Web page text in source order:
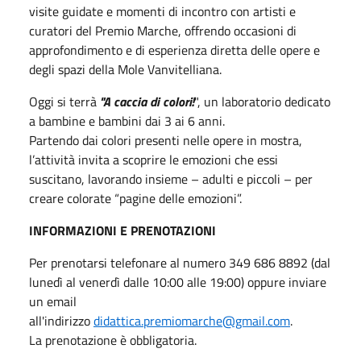
visite guidate e momenti di incontro con artisti e
curatori del Premio Marche, offrendo occasioni di
approfondimento e di esperienza diretta delle opere e
degli spazi della Mole Vanvitelliana.
Oggi si terrà "A caccia di colori!", un laboratorio dedicato
a bambine e bambini dai 3 ai 6 anni.
Partendo dai colori presenti nelle opere in mostra,
l’attività invita a scoprire le emozioni che essi
suscitano, lavorando insieme – adulti e piccoli – per
creare colorate “pagine delle emozioni”.
INFORMAZIONI E PRENOTAZIONI
Per prenotarsi telefonare al numero 349 686 8892 (dal
lunedì al venerdì dalle 10:00 alle 19:00) oppure inviare
un email
all'indirizzodidattica.premiomarche@gmail.com.
La prenotazione è obbligatoria.